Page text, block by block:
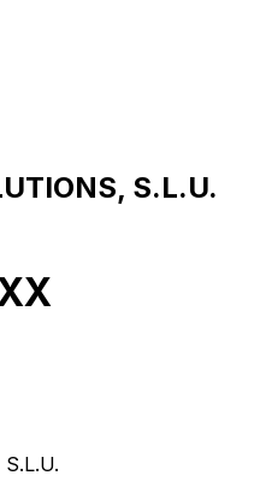
S.L.U.